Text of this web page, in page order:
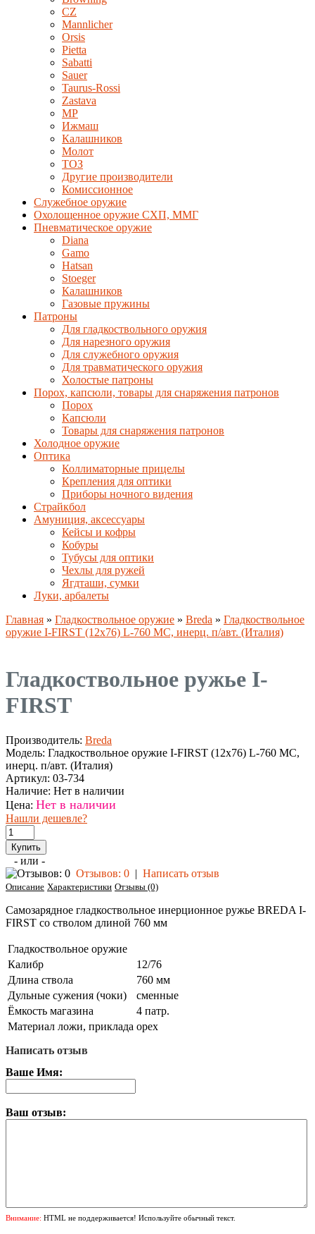
CZ
Mannlicher
Orsis
Pietta
Sabatti
Sauer
Taurus-Rossi
Zastava
MP
Ижмаш
Калашников
Молот
ТОЗ
Другие производители
Комиссионное
Служебное оружие
Охолощенное оружие СХП, ММГ
Пневматическое оружие
Diana
Gamo
Hatsan
Stoeger
Калашников
Газовые пружины
Патроны
Для гладкоствольного оружия
Для нарезного оружия
Для служебного оружия
Для травматического оружия
Холостые патроны
Порох, капсюли, товары для снаряжения патронов
Порох
Капсюли
Товары для снаряжения патронов
Холодное оружие
Оптика
Коллиматорные прицелы
Крепления для оптики
Приборы ночного видения
Страйкбол
Амуниция, аксессуары
Кейсы и кофры
Кобуры
Тубусы для оптики
Чехлы для ружей
Ягдташи, сумки
Луки, арбалеты
Главная » Гладкоствольное оружие » Breda » Гладкоствольное
оружие I-FIRST (12x76) L-760 МС, инерц. п/авт. (Италия)
Гладкоствольное ружье I-
FIRST
Производитель: Breda
Модель: Гладкоствольное оружие I-FIRST (12x76) L-760 МС,
инерц. п/авт. (Италия)
Артикул: 03-734
Наличие: Нет в наличии
Цена: Нет в наличии
Нашли дешевле?
- или -
Отзывов: 0 | Написать отзыв
Описание Характеристики Отзывы (0)
Самозарядное гладкоствольное инерционное ружье BREDA I-
FIRST со стволом длиной 760 мм
Гладкоствольное оружие
Калибр
12/76
Длина ствола
760 мм
Дульные сужения (чоки)
сменные
Ёмкость магазина
4 патр.
Материал ложи, приклада орех
Написать отзыв
Ваше Имя:
Ваш отзыв:
Внимание: HTML не поддерживается! Используйте обычный текст.